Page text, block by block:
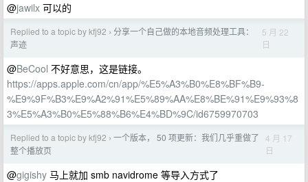
@jawilx 可以的
Replied to a topic by kfj92 › 分享一个自己做的本地音频处理工具：
声迹
5 月 22
日
@BeCool 不好意思，这是链接。
https://apps.apple.com/cn/app/%E5%A3%B0%E8%BF%B9-
%E9%9F%B3%E9%A2%91%E5%89%AA%E8%BE%91%E9%93%8
3%E5%A3%B0%E5%88%B6%E4%BD%9C/id6759970703
Replied to a topic by kfj92 › 一个版本， 50 项更新：我们几乎重做了
整个播放页
4 月 17
日
@gigishy 马上就加 smb navidrome 等导入方式了